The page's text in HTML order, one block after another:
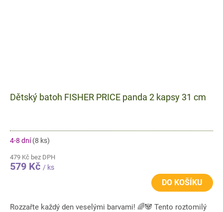
Dětský batoh FISHER PRICE panda 2 kapsy 31 cm
4-8 dní(8 ks)
479 Kč bez DPH
579 Kč / ks
DO KOŠÍKU
Rozzařte každý den veselými barvami! 🌈🐼 Tento roztomilý